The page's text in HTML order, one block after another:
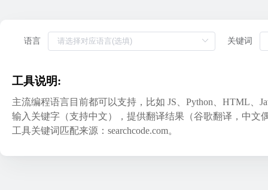
语言 关键词
工具说明:
主流编程语言目前都可以支持，比如 JS、Python、HTML、
输入关键字（支持中文），提供翻译结果（谷歌翻译，中文
工具关键词匹配来源：searchcode.com。